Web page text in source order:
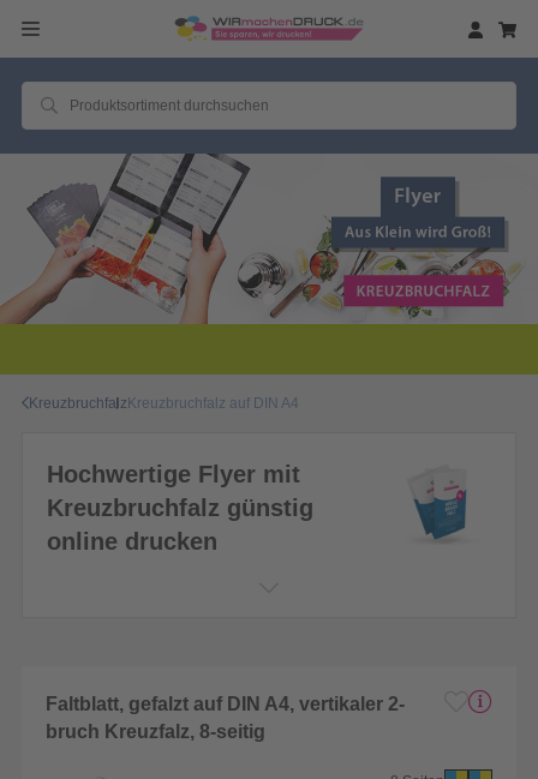
KreuzbruchfalzKreuzbruchfalz auf DIN A4
Hochwertige Flyer mit
Kreuzbruchfalz günstig
online drucken
Faltblatt, gefalzt auf DIN A4, vertikaler 2-
bruch Kreuzfalz, 8-seitig